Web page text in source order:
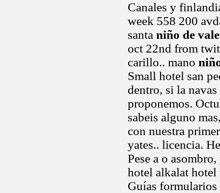
Canales y
week 558 200
santa niño de
oct 22nd from
carillo.. mano
Small hotel san
dentro, si la
proponemos.
sabeis alguno
con nuestra
yates.. licencia.
Pese a o
hotel alkalat hotel
Guías